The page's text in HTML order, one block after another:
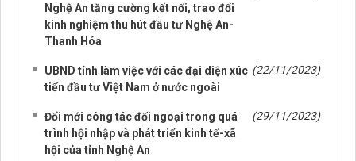
Nghệ An tăng cường kết nối, trao đổi
kinh nghiệm thu hút đầu tư Nghệ An-
Thanh Hóa
UBND tỉnh làm việc với các đại diện xúc
tiến đầu tư Việt Nam ở nước ngoài
(22/11/2023)
Đổi mới công tác đối ngoại trong quá
trình hội nhập và phát triển kinh tế-xã
hội của tỉnh Nghệ An
(29/11/2023)